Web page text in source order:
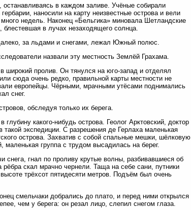
в каждом заливе. Учёные собирали
наносили на карту неизвестные острова и вели
недель. Наконец «Бельгика» миновала Шетландские
блестевшая в лучах незаходящего солнца.
за льдами и снегами, лежал Южный полюс.
назвали эту местность Землёй Грахама.
широкий пролив. Он тянулся на юго-запад и отделял
сюда очень редко, правильной карты местности не
европейцы. Чёрными, мрачными утёсами поднимались
снег.
обследуя только их берега.
какого-нибудь острова. Геолог Арктовский, доктор
такой экспедиции. С разрешения де Герлаха маленькая
острова. Захватив с собой спальные мешки, шёлковую
группа с трудом высадилась на берег.
снега, гнал по проливу крутые волны, разбивавшиеся об
скал мрачно чернели. Таща на себе сани, путники
трёхсот пятидесяти метров. Подъём был очень
смельчаки добрались до плато, и перед ними открылся
чем у берега: он резал лицо, слепил снегом глаза.